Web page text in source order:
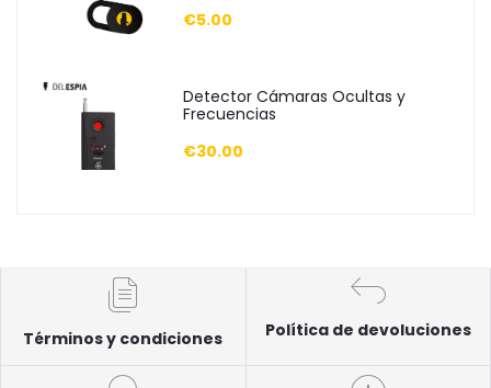
€5.00
Detector Cámaras Ocultas y
Frecuencias
€30.00
Términos y condiciones Política de devoluciones